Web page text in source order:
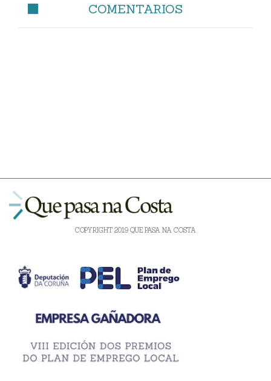
COMENTARIOS
COPYRIGHT 2019 QUE PASA NA COSTA